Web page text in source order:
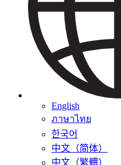
English
ภาษาไทย
한국어
中文（简体）
中文（繁體）